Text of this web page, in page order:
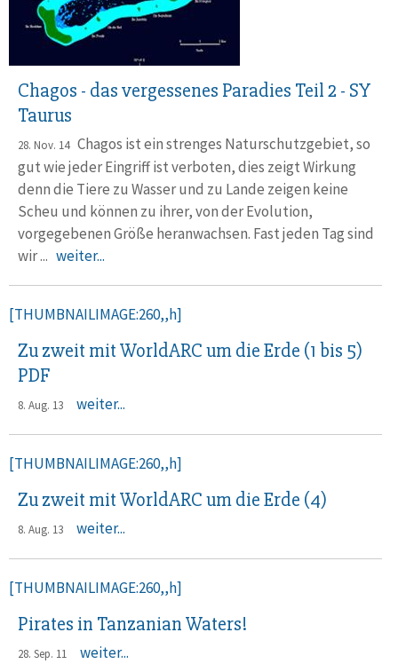
Chagos - das vergessenes Paradies Teil 2 - SY
Taurus
28. Nov. 14Chagos ist ein strenges Naturschutzgebiet, so
gut wie jeder Eingriff ist verboten, dies zeigt Wirkung
denn die Tiere zu Wasser und zu Lande zeigen keine
Scheu und können zu ihrer, von der Evolution,
vorgegebenen Größe heranwachsen. Fast jeden Tag sind
wir ... weiter...
[THUMBNAILIMAGE:260,,h]
Zu zweit mit WorldARC um die Erde (1 bis 5)
PDF
8. Aug. 13 weiter...
[THUMBNAILIMAGE:260,,h]
Zu zweit mit WorldARC um die Erde (4)
8. Aug. 13 weiter...
[THUMBNAILIMAGE:260,,h]
Pirates in Tanzanian Waters!
28. Sep. 11 weiter...